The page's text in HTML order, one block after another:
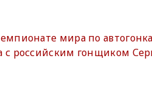
мира по
с российским гонщиком